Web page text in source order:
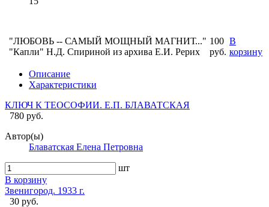
"ЛЮБОВЬ -- САМЫЙ МОЩНЫЙ МАГНИТ..."
"Капли" Н.Д. Спириной из архива Е.И. Рерих
100
руб.
В
корзину
Описание
Характеристики
КЛЮЧ К ТЕОСОФИИ. Е.П. БЛАВАТСКАЯ
780 руб.
Автор(ы)
Блаватская Елена Петровна
шт
В корзину
Звенигород. 1933 г.
30 руб.